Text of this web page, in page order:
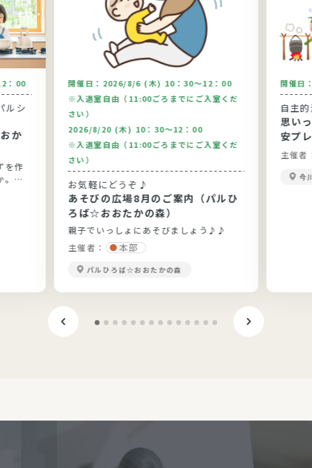
：00
ルシ
を作
。今
開催日： 2026/8/6 (木) 10：30～12：00
※入退室自由（11:00ごろまでにご入室くだ
さい）
2026/8/20 (木) 10：30～12：00
※入退室自由（11:00ごろまでにご入室くだ
さい）
お気軽にどうぞ♪
あそびの広場8月のご案内（パルひ
ろば☆おおたかの森）
親子でいっしょにあそびましょう♪♪
主催者：
本部
パルひろば☆おおたかの森
開催日
自主
思い
安プ
主催者
今